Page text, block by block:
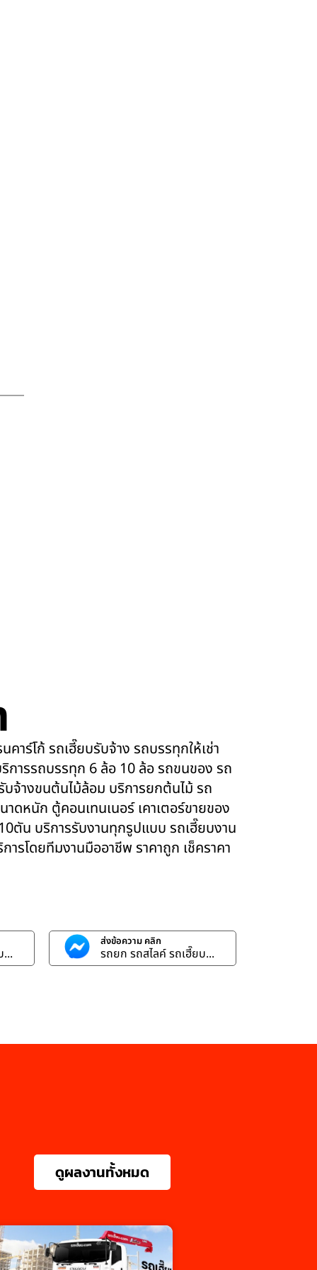
คาร์โก้ รถเฮี๊ยบรับจ้าง รถบรรทุกให้เช่า
การรถบรรทุก 6 ล้อ 10 ล้อ รถขนของ รถ
จ้างขนต้นไม้ล้อม บริการยกต้นไม้ รถ
หนัก ตู้คอนเทนเนอร์ เคาเตอร์ขายของ
ตัน บริการรับงานทุกรูปแบบ รถเฮี๊ยบงาน
ารโดยทีมงานมืออาชีพ ราคาถูก เช็คราคา
ส่งข้อความ คลิก
รถยก รถสไลค์ รถเฮี๊ยบ...
ดูผลงานทั้งหมด